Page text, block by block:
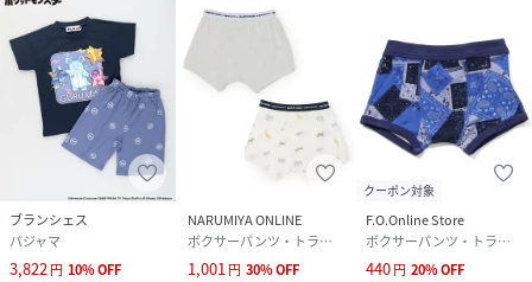
ブランシェス
パジャマ
3,822 円 10%OFF
NARUMIYA ONLINE
ボクサーパンツ・トランクス
1,001 円 30%OFF
クーポン対象
F.O.Online Store
ボクサーパンツ・トランクス
440円 20%OFF